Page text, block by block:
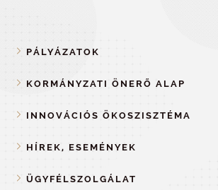
PÁLYÁZATOK
KORMÁNYZATI ÖNERŐ ALAP
INNOVÁCIÓS ÖKOSZISZTÉMA
HÍREK, ESEMÉNYEK
ÜGYFÉLSZOLGÁLAT